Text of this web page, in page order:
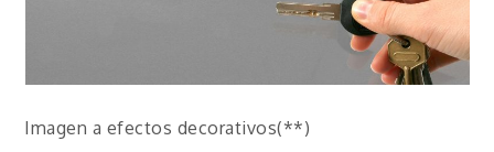
Imagen a efectos decorativos(**)